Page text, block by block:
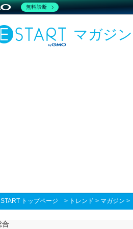
マガジン
START トップページ > トレンド > マガジン >
合
無料診断